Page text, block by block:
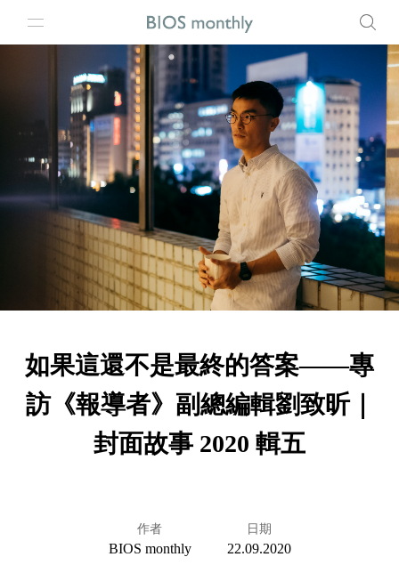
如果這還不是最終的答案——專
訪《報導者》副總編輯劉致昕｜
封面故事 2020 輯五
作者
BIOS monthly
日期
22.09.2020